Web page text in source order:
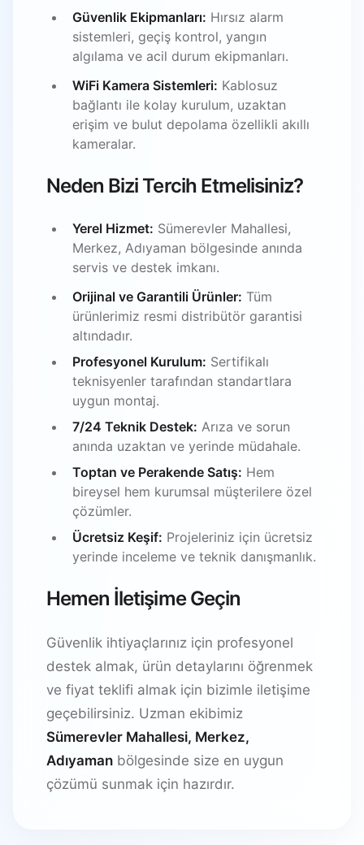
Güvenlik Ekipmanları: Hırsız alarm
sistemleri, geçiş kontrol, yangın
algılama ve acil durum ekipmanları.
WiFi Kamera Sistemleri: Kablosuz
bağlantı ile kolay kurulum, uzaktan
erişim ve bulut depolama özellikli akıllı
kameralar.
Neden Bizi Tercih Etmelisiniz?
Yerel Hizmet: Sümerevler Mahallesi,
Merkez, Adıyaman bölgesinde anında
servis ve destek imkanı.
Orijinal ve Garantili Ürünler: Tüm
ürünlerimiz resmi distribütör garantisi
altındadır.
Profesyonel Kurulum: Sertifikalı
teknisyenler tarafından standartlara
uygun montaj.
7/24 Teknik Destek: Arıza ve sorun
anında uzaktan ve yerinde müdahale.
Toptan ve Perakende Satış: Hem
bireysel hem kurumsal müşterilere özel
çözümler.
Ücretsiz Keşif: Projeleriniz için ücretsiz
yerinde inceleme ve teknik danışmanlık.
Hemen İletişime Geçin
Güvenlik ihtiyaçlarınız için profesyonel
destek almak, ürün detaylarını öğrenmek
ve fiyat teklifi almak için bizimle iletişime
geçebilirsiniz. Uzman ekibimiz
Sümerevler Mahallesi, Merkez,
Adıyaman bölgesinde size en uygun
çözümü sunmak için hazırdır.